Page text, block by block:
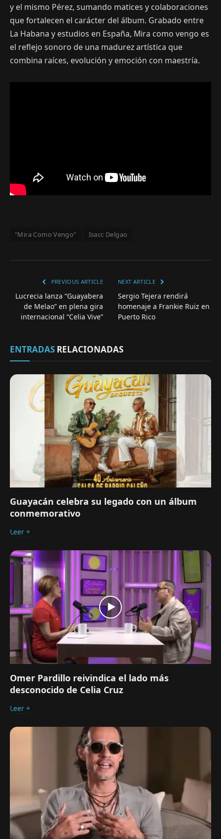
y el mismo Pérez, sumando matices y colaboraciones
que fortalecen el carácter del álbum. Grabado entre
La Habana y estudios en España, Mira como vengo es
el reflejo sonoro de una madurez artística que
combina raíces, evolución y emoción con maestría.
"Mira Como Vengo" Isacc Delgao
PREVIOUS ARTICLE
Lucrecia lanza “Guayabera
de Melao” en plena gira
internacional “Celia Vive”
NEXT ARTICLE
Sergio Tejera rendirá
homenaje a Frankie Ruiz en
Puerto Rico
ENTRADAS RELACIONADAS
Guayacán celebra su legado con un álbum
conmemorativo
Leer +
Omer Pardillo reivindica el lado más
desconocido de Celia Cruz
Leer +